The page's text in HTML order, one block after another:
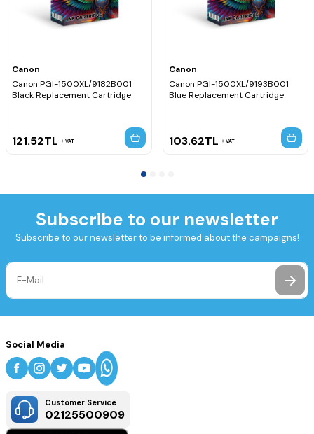
Canon
Canon PGI-1500XL/9182B001
Black Replacement Cartridge
121.52TL VAT
Canon
Canon PGI-1500XL/9193B001
Blue Replacement Cartridge
103.62TL VAT
Subscribe to our newsletter
Subscribe to our newsletter to be informed about the campaigns!
Social Media
Customer Service
02125500909